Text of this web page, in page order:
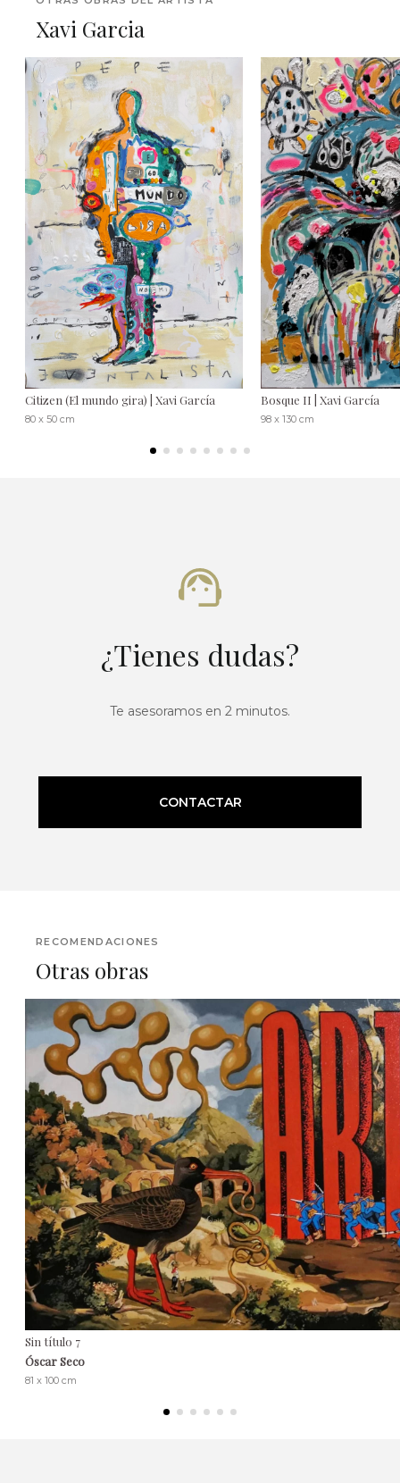
Xavi Garcia
Citizen (El mundo gira) | Xavi García
80 x 50 cm
Bosque II | Xavi García
98 x 130 cm
¿Tienes dudas?
Te asesoramos en 2 minutos.
CONTACTAR
RECOMENDACIONES
Otras obras
Sin título 7
Óscar Seco
81 x 100 cm